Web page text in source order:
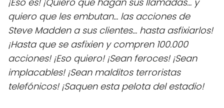
quiero que les embutan... las acciones de
Steve Madden a sus clientes... hasta asfixiarlos!
¡Hasta que se asfixien y compren 100.000
acciones! ¡Eso quiero! ¡Sean feroces! ¡Sean
implacables! ¡Sean malditos terroristas
telefónicos! ¡Saquen esta pelota del estadio!